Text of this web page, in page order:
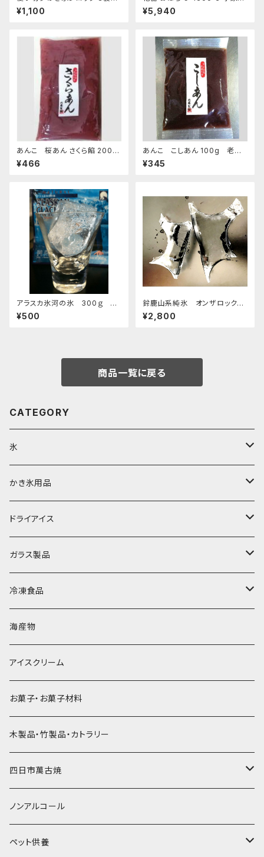
ット いちご ハワイアンブルー マ
ンゴー マスカット コーラ 35mL
¥1,100
入 ナマコ 花瓶 フラワーベース
¥5,940
あんこ 桜あん さくら餡 200ｇ
老舗 あんこ屋のこだわり餡【ク
リックポスト便】
¥466
あんこ こしあん 100g 老舗
あんこ屋のこだわり餡【クリック
ポスト便】
¥345
アラスカ氷河の氷 300ｇ お
すすめ
¥500
鈴鹿山系純氷 オンザロック
原料 1.5kg 9袋
¥2,800
商品一覧に戻る
CATEGORY
氷
富士天然水の氷
丸氷
直径70mm
直径65mm
角氷
砕氷
氷河の氷
氷アイテム
かき氷用品
かき氷シロップ
無果汁1.8Lパック
無果汁1Lパック
無添加瓶シロップ
かき氷機・かき氷器
かき氷カップ
発泡スチロール無地-使い捨て
発泡スチロールプリント柄
かき氷スプーン・スプーンストロー
プラスチック・スプーン
プラスチック・スプーンストロー
コンデンスミルク・練乳・あんこ
かき氷セット
その他かき氷用品
ドライアイス
ドライアイス3ｋｇ
ドライアイス4ｋｇ
ドライアイス5ｋｇ
ドライアイス8ｋｇ
ドライアイス10ｋｇ
ドライアイス15ｋｇ
ドライアイス20ｋｇ
ドライアイス25ｋｇ
ガラス製品
オンザロック・グラス
ビール・グラス
タンブラー
かき氷器
冷凍食品
肉まん・あんまん
パスタ・スパゲッティ
惣菜
海産物
アイスクリーム
お菓子・お菓子材料
木製品・竹製品・カトラリー
四日市萬古焼
土鍋・土釜
一般土鍋
皿・椀・丼・小物
ノンアルコール
ペット供養